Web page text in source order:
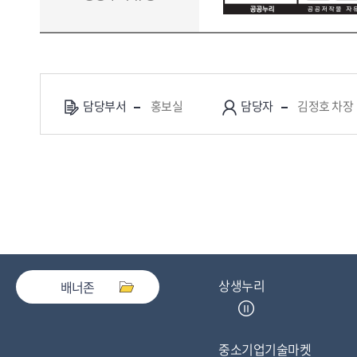
담당부서 홍보실 담당자 김정호 차장
배너존 상생누리
중소기업기술마켓